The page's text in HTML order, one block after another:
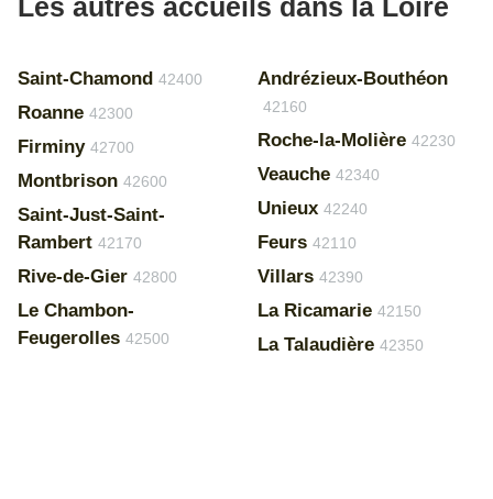
Les autres accueils dans la Loire
Saint-Chamond 42400
Roanne 42300
Firminy 42700
Montbrison 42600
Saint-Just-Saint-
Rambert 42170
Rive-de-Gier 42800
Le Chambon-
Feugerolles 42500
Andrézieux-Bouthéon
42160
Roche-la-Molière 42230
Veauche 42340
Unieux 42240
Feurs 42110
Villars 42390
La Ricamarie 42150
La Talaudière 42350